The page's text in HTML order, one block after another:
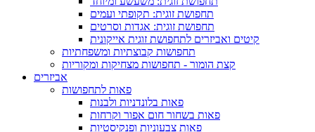
תחפושת זוגית: תקופתי ועמים
תחפושת זוגית: אגדות וסרטים
קיטים ואביזרים לתחפושת זוגית אייקונית
תחפושות קבוצתיות ומשפחתיות
קצת הומור - תחפושות מצחיקות ומקוריות
אביזרים
פאות לתחפושות
פאות בלונדניות ולבנות
פאות בשחור חום אפור וקרחות
פאות צבעוניות ופנקיסטיות